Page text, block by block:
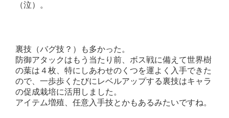
（泣）。
裏技（バグ技？）も多かった。
防御アタックはもう当たり前、ボス戦に備えて世界樹
の葉は４枚、特にしあわせのくつを運よく入手できた
ので、一歩歩くたびにレベルアップする裏技はキャラ
の促成栽培に活用しました。
アイテム増殖、任意入手技とかもあるみたいですね。